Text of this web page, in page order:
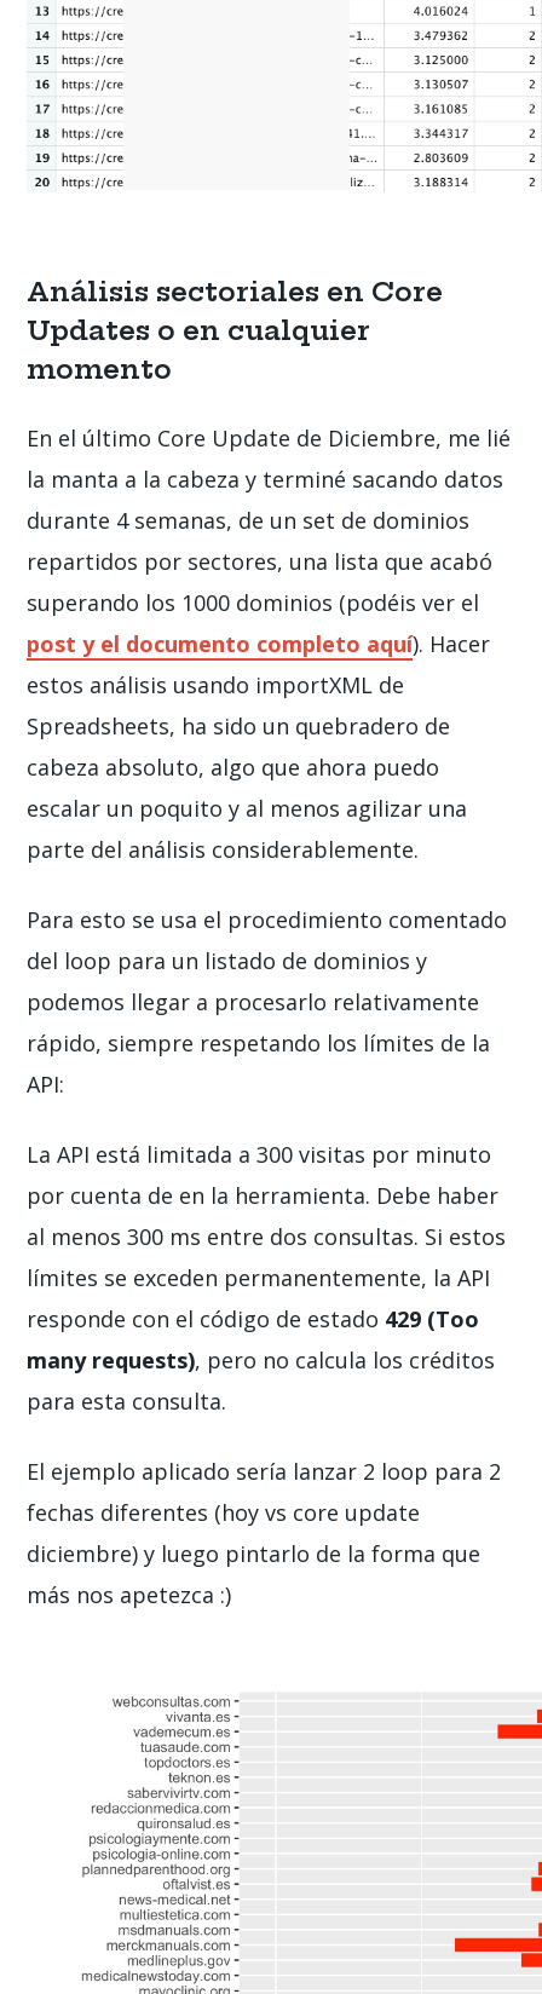
Análisis sectoriales en Core
Updates o en cualquier
momento
En el último Core Update de Diciembre, me lié
la manta a la cabeza y terminé sacando datos
durante 4 semanas, de un set de dominios
repartidos por sectores, una lista que acabó
superando los 1000 dominios (podéis ver el
post y el documento completo aquí). Hacer
estos análisis usando importXML de
Spreadsheets, ha sido un quebradero de
cabeza absoluto, algo que ahora puedo
escalar un poquito y al menos agilizar una
parte del análisis considerablemente.
Para esto se usa el procedimiento comentado
del loop para un listado de dominios y
podemos llegar a procesarlo relativamente
rápido, siempre respetando los límites de la
API:
La API está limitada a 300 visitas por minuto
por cuenta de en la herramienta. Debe haber
al menos 300 ms entre dos consultas. Si estos
límites se exceden permanentemente, la API
responde con el código de estado 429 (Too
many requests), pero no calcula los créditos
para esta consulta.
El ejemplo aplicado sería lanzar 2 loop para 2
fechas diferentes (hoy vs core update
diciembre) y luego pintarlo de la forma que
más nos apetezca :)